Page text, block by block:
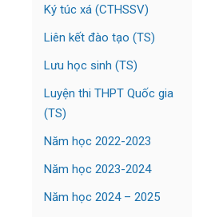
Ký túc xá (CTHSSV)
Liên kết đào tạo (TS)
Lưu học sinh (TS)
Luyện thi THPT Quốc gia
(TS)
Năm học 2022-2023
Năm học 2023-2024
Năm học 2024 – 2025